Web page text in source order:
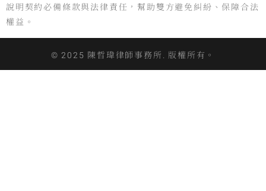
說明契約必備條款與法律責任，幫助雙方避免糾紛、保障合法
權益。
© 2025 陳哲瑋律師事務所. 版權所有。